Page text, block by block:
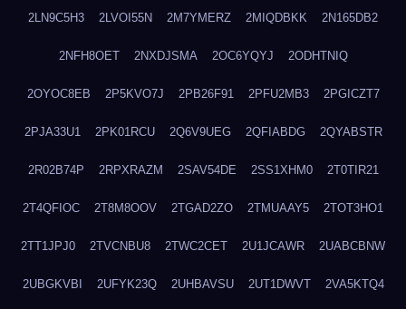
2LN9C5H3 2LVOI55N 2M7YMERZ 2MIQDBKK 2N165DB2
2NFH8OET 2NXDJSMA 2OC6YQYJ 2ODHTNIQ
2OYOC8EB 2P5KVO7J 2PB26F91 2PFU2MB3 2PGICZT7
2PJA33U1 2PK01RCU 2Q6V9UEG 2QFIABDG 2QYABSTR
2R02B74P 2RPXRAZM 2SAV54DE 2SS1XHM0 2T0TIR21
2T4QFIOC 2T8M8OOV 2TGAD2ZO 2TMUAAY5 2TOT3HO1
2TT1JPJ0 2TVCNBU8 2TWC2CET 2U1JCAWR 2UABCBNW
2UBGKVBI 2UFYK23Q 2UHBAVSU 2UT1DWVT 2VA5KTQ4